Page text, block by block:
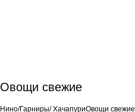
Овощи свежие
Нино/Гарниры/ ХачапуриОвощи свежие